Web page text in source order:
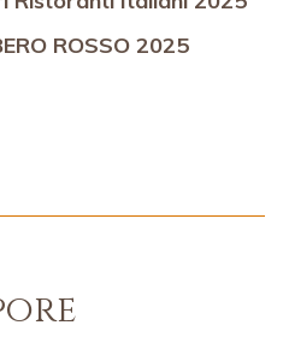
ROSSO 2025